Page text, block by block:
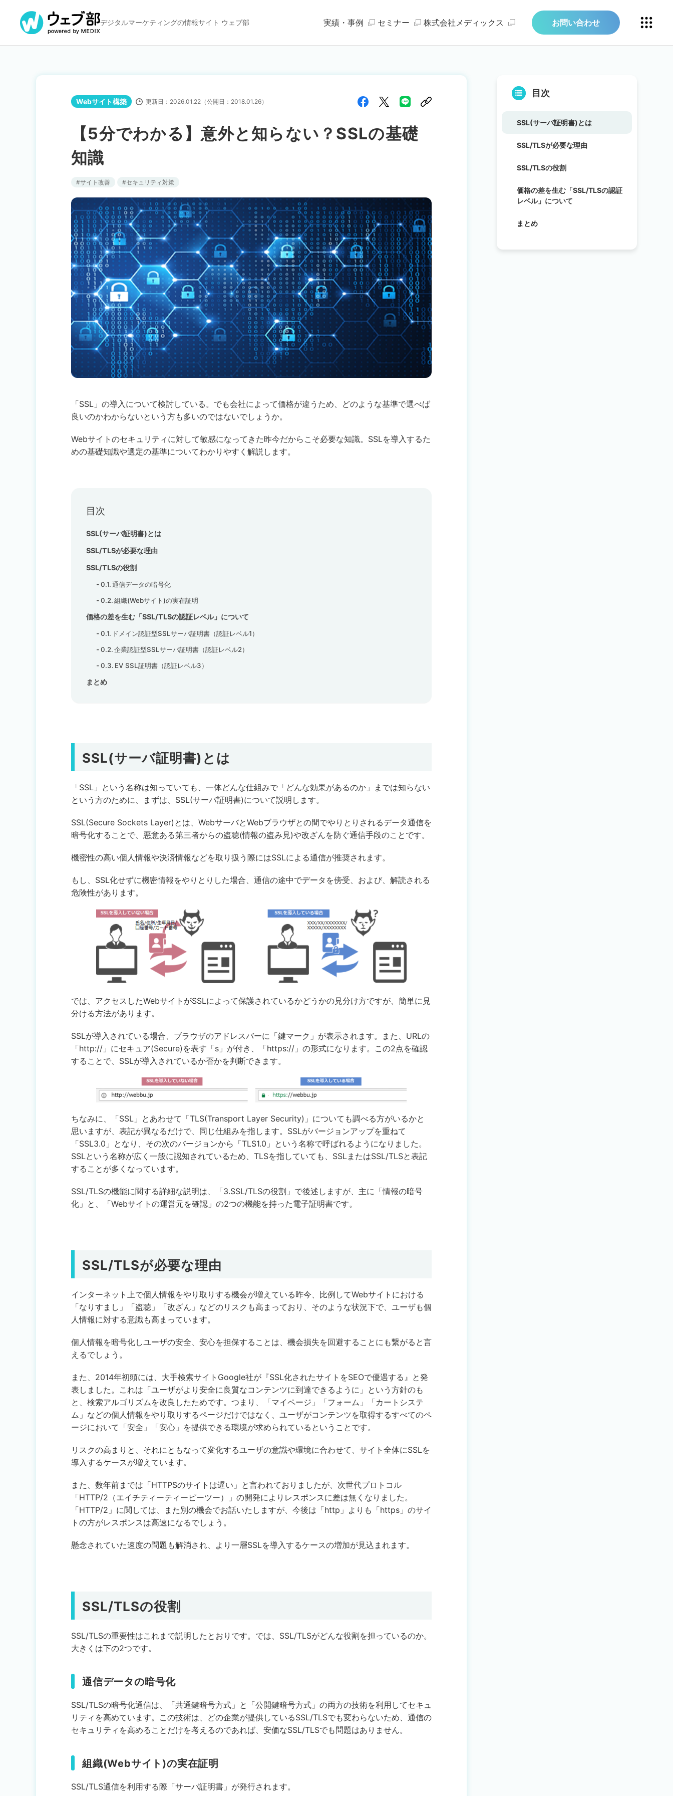
デジタルマーケティングの情報サイト ウェブ部 実績・事例 セミナー 株式会社メディックス お問い合わせ
【5分でわかる】意外と知らない？SSLの基礎
知識
Webサイト構築 更新日： 2026.01.22 （公開日： 2018.01.26）
サイト改善 セキュリティ対策
「SSL」の導入について検討している。でも会社によって価格が違うため、どのような基準で選べば
良いのかわからないという方も多いのではないでしょうか。
Webサイトのセキュリティに対して敏感になってきた昨今だからこそ必要な知識。SSLを導入するた
めの基礎知識や選定の基準についてわかりやすく解説します。
目次
SSL(サーバ証明書)とは
SSL/TLSが必要な理由
SSL/TLSの役割
通信データの暗号化
組織(Webサイト)の実在証明
価格の差を生む「SSL/TLSの認証レベル」について
ドメイン認証型SSLサーバ証明書（認証レベル1）
企業認証型SSLサーバ証明書（認証レベル2）
EV SSL証明書（認証レベル3）
まとめ
SSL(サーバ証明書)とは
「SSL」という名称は知っていても、一体どんな仕組みで「どんな効果があるのか」までは知らない
という方のために、まずは、SSL(サーバ証明書)について説明します。
SSL(Secure Sockets Layer)とは、WebサーバとWebブラウザとの間でやりとりされるデータ通信を
暗号化することで、悪意ある第三者からの盗聴(情報の盗み見)や改ざんを防ぐ通信手段のことです。
機密性の高い個人情報や決済情報などを取り扱う際にはSSLによる通信が推奨されます。
もし、SSL化せずに機密情報をやりとりした場合、通信の途中でデータを傍受、および、解読される
危険性があります。
では、アクセスしたWebサイトがSSLによって保護されているかどうかの見分け方ですが、簡単に見
分ける方法があります。
SSLが導入されている場合、ブラウザのアドレスバーに「鍵マーク」が表示されます。また、URLの
「http://」にセキュア(Secure)を表す「s」が付き、「https://」の形式になります。この2点を確認
することで、SSLが導入されているか否かを判断できます。
ちなみに、「SSL」とあわせて「TLS(Transport Layer Security)」についても調べる方がいるかと
思いますが、表記が異なるだけで、同じ仕組みを指します。SSLがバージョンアップを重ねて
「SSL3.0」となり、その次のバージョンから「TLS1.0」という名称で呼ばれるようになりました。
SSLという名称が広く一般に認知されているため、TLSを指していても、SSLまたはSSL/TLSと表記
することが多くなっています。
SSL/TLSの機能に関する詳細な説明は、「3.SSL/TLSの役割」で後述しますが、主に「情報の暗号
化」と、「Webサイトの運営元を確認」の2つの機能を持った電子証明書です。
SSL/TLSが必要な理由
インターネット上で個人情報をやり取りする機会が増えている昨今、比例してWebサイトにおける
「なりすまし」「盗聴」「改ざん」などのリスクも高まっており、そのような状況下で、ユーザも個
人情報に対する意識も高まっています。
個人情報を暗号化しユーザの安全、安心を担保することは、機会損失を回避することにも繋がると言
えるでしょう。
また、2014年初頭には、大手検索サイトGoogle社が『SSL化されたサイトをSEOで優遇する』と発
表しました。これは「ユーザがより安全に良質なコンテンツに到達できるように」という方針のも
と、検索アルゴリズムを改良したためです。つまり、「マイページ」「フォーム」「カートシステ
ム」などの個人情報をやり取りするページだけではなく、ユーザがコンテンツを取得するすべてのペ
ージにおいて「安全」「安心」を提供できる環境が求められているということです。
リスクの高まりと、それにともなって変化するユーザの意識や環境に合わせて、サイト全体にSSLを
導入するケースが増えています。
また、数年前までは「HTTPSのサイトは遅い」と言われておりましたが、次世代プロトコル
「HTTP/2（エイチティーティーピーツー）」の開発によりレスポンスに差は無くなりました。
「HTTP/2」に関しては、また別の機会でお話いたしますが、今後は「http」よりも「https」のサイ
トの方がレスポンスは高速になるでしょう。
懸念されていた速度の問題も解消され、より一層SSLを導入するケースの増加が見込まれます。
SSL/TLSの役割
SSL/TLSの重要性はこれまで説明したとおりです。では、SSL/TLSがどんな役割を担っているのか。
大きくは下の2つです。
通信データの暗号化
SSL/TLSの暗号化通信は、「共通鍵暗号方式」と「公開鍵暗号方式」の両方の技術を利用してセキュ
リティを高めています。この技術は、どの企業が提供しているSSL/TLSでも変わらないため、通信の
セキュリティを高めることだけを考えるのであれば、安価なSSL/TLSでも問題はありません。
組織(Webサイト)の実在証明
SSL/TLS通信を利用する際「サーバ証明書」が発行されます。
目次
SSL(サーバ証明書)とは
SSL/TLSが必要な理由
SSL/TLSの役割
価格の差を生む「SSL/TLSの認証
レベル」について
まとめ